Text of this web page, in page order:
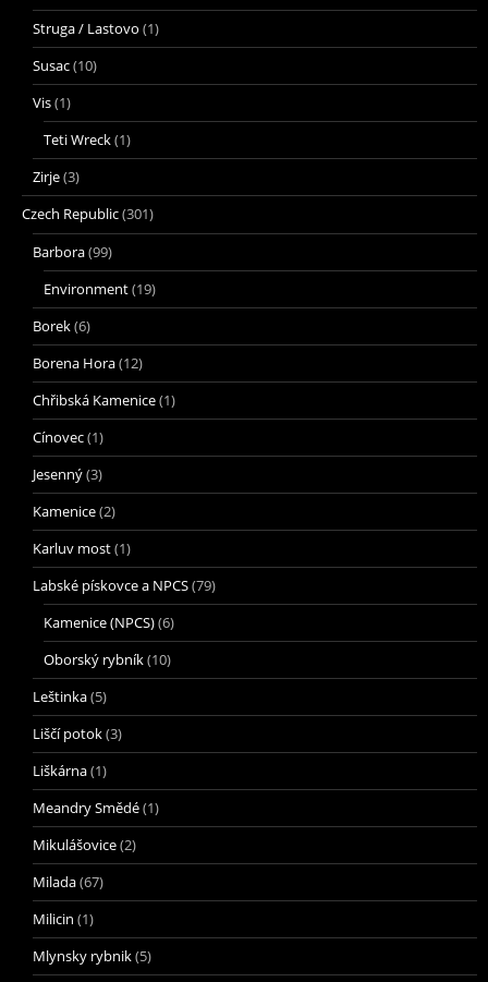
Struga / Lastovo (1)
Susac(10)
Vis(1)
Teti Wreck(1)
Zirje(3)
Czech Republic(301)
Barbora(99)
Environment(19)
Borek(6)
Borena Hora(12)
Chřibská Kamenice(1)
Cínovec(1)
Jesenný(3)
Kamenice(2)
Karluv most(1)
Labské pískovce a NPCS(79)
Kamenice (NPCS)(6)
Oborský rybník(10)
Leštinka(5)
Liščí potok(3)
Liškárna(1)
Meandry Smědé(1)
Mikulášovice(2)
Milada(67)
Milicin (1)
Mlynsky rybnik(5)